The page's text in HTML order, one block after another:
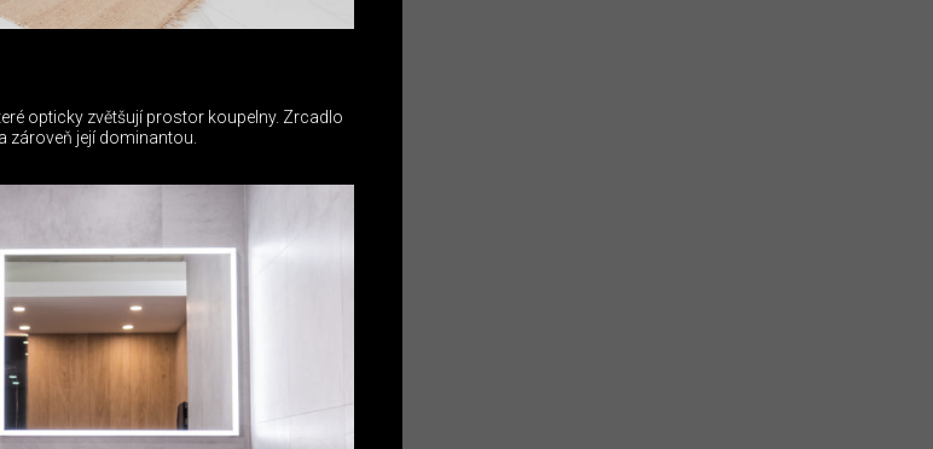
opticky zvětšují prostor koupelny. Zrcadlo
zároveň její dominantou.